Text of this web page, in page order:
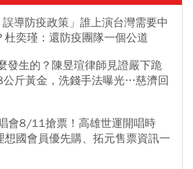
誤導防疫政策」誰上演台灣需要中
杜奕瑾：還防疫團隊一個公道
發生的？陳昱瑄律師見證嚴下跪
斤黃金，洗錢手法曝光…慈濟回
會8/11搶票！高雄世運開唱時
想國會員優先購、拓元售票資訊一